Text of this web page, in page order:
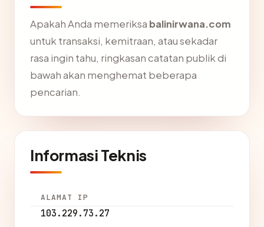
Apakah Anda memeriksa balinirwana.com
untuk transaksi, kemitraan, atau sekadar
rasa ingin tahu, ringkasan catatan publik di
bawah akan menghemat beberapa
pencarian.
Informasi Teknis
ALAMAT IP
103.229.73.27